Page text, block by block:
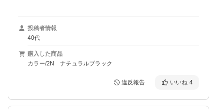
投稿者情報
40代
購入した商品
カラー/2N ナチュラルブラック
違反報告 いいね 4